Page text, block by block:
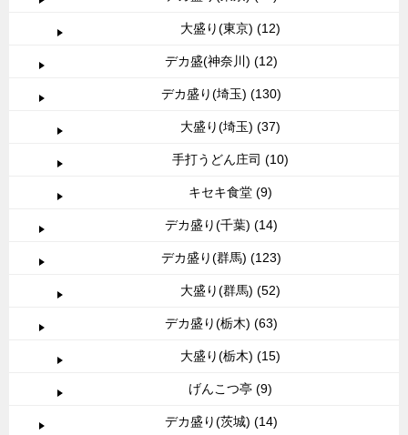
大盛り(東京) (12)
デカ盛(神奈川) (12)
デカ盛り(埼玉) (130)
大盛り(埼玉) (37)
手打うどん庄司 (10)
キセキ食堂 (9)
デカ盛り(千葉) (14)
デカ盛り(群馬) (123)
大盛り(群馬) (52)
デカ盛り(栃木) (63)
大盛り(栃木) (15)
げんこつ亭 (9)
デカ盛り(茨城) (14)